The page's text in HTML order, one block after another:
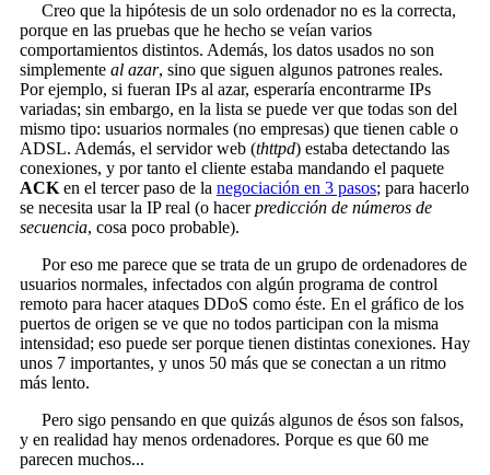
Creo que la hipótesis de un solo ordenador no es la correcta,
porque en las pruebas que he hecho se veían varios
comportamientos distintos. Además, los datos usados no son
simplemente al azar, sino que siguen algunos patrones reales.
Por ejemplo, si fueran IPs al azar, esperaría encontrarme IPs
variadas; sin embargo, en la lista se puede ver que todas son del
mismo tipo: usuarios normales (no empresas) que tienen cable o
ADSL. Además, el servidor web (thttpd) estaba detectando las
conexiones, y por tanto el cliente estaba mandando el paquete
ACKen el tercer paso de la negociación en 3 pasos; para hacerlo
se necesita usar la IP real (o hacerpredicción de números de
secuencia, cosa poco probable).
Por eso me parece que se trata de un grupo de ordenadores de
usuarios normales, infectados con algún programa de control
remoto para hacer ataques DDoS como éste. En el gráfico de los
puertos de origen se ve que no todos participan con la misma
intensidad; eso puede ser porque tienen distintas conexiones. Hay
unos 7 importantes, y unos 50 más que se conectan a un ritmo
más lento.
Pero sigo pensando en que quizás algunos de ésos son falsos,
y en realidad hay menos ordenadores. Porque es que 60 me
parecen muchos...